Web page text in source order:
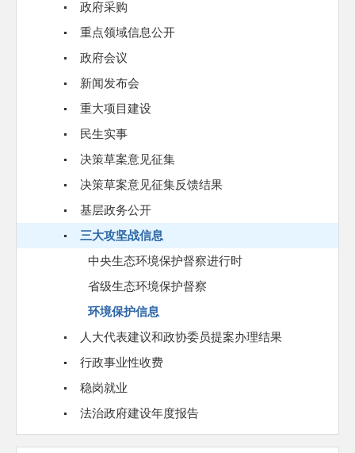
政府采购
重点领域信息公开
政府会议
新闻发布会
重大项目建设
民生实事
决策草案意见征集
决策草案意见征集反馈结果
基层政务公开
三大攻坚战信息
中央生态环境保护督察进行时
省级生态环境保护督察
环境保护信息
人大代表建议和政协委员提案办理结果
行政事业性收费
稳岗就业
法治政府建设年度报告